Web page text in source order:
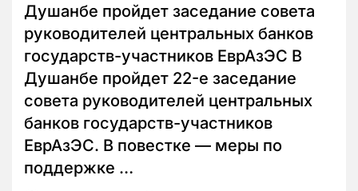
Душанбе пройдет заседание совета
руководителей центральных банков
государств-участников ЕврАзЭС В
Душанбе пройдет 22-е заседание
совета руководителей центральных
банков государств-участников
ЕврАзЭС. В повестке — меры по
поддержке …